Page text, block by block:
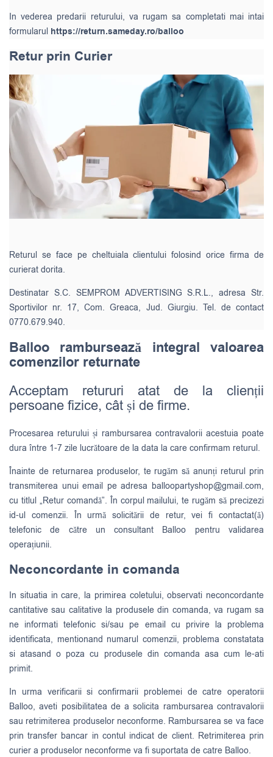
In vederea predarii returului, va rugam sa completati mai intai
formularul https://return.sameday.ro/balloo
Retur prin Curier
Returul se face pe cheltuiala clientului folosind orice firma de
curierat dorita.
Destinatar S.C. SEMPROM ADVERTISING S.R.L., adresa Str.
Sportivilor nr. 17, Com. Greaca, Jud. Giurgiu. Tel. de contact
0770.679.940.
Balloo rambursează integral valoarea
comenzilor returnate
Acceptam retururi atat de la clienții
persoane fizice, cât și de firme.
Procesarea returului și rambursarea contravalorii acestuia poate
dura între 1-7 zile lucrătoare de la data la care confirmam returul.
Înainte de returnarea produselor, te rugăm să anunți returul prin
transmiterea unui email pe adresa balloopartyshop@gmail.com,
cu titlul „Retur comandă”. În corpul mailului, te rugăm să precizezi
id-ul comenzii. În urmă solicitării de retur, vei fi contactat(ă)
telefonic de către un consultant Balloo pentru validarea
operațiunii.
Neconcordante in comanda
In situatia in care, la primirea coletului, observati neconcordante
cantitative sau calitative la produsele din comanda, va rugam sa
ne informati telefonic si/sau pe email cu privire la problema
identificata, mentionand numarul comenzii, problema constatata
si atasand o poza cu produsele din comanda asa cum le-ati
primit.
In urma verificarii si confirmarii problemei de catre operatorii
Balloo, aveti posibilitatea de a solicita rambursarea contravalorii
sau retrimiterea produselor neconforme. Rambursarea se va face
prin transfer bancar in contul indicat de client. Retrimiterea prin
curier a produselor neconforme va fi suportata de catre Balloo.